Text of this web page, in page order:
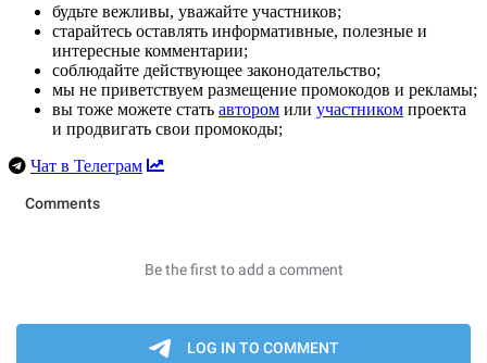
будьте вежливы, уважайте участников;
старайтесь оставлять информативные, полезные и
интересные комментарии;
соблюдайте действующее законодательство;
мы не приветствуем размещение промокодов и рекламы;
вы тоже можете стать автором или участником проекта
и продвигать свои промокоды;
Чат в Телеграм